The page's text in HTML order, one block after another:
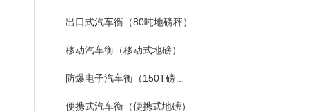
出口式汽车衡（80吨地磅秤）
移动汽车衡（移动式地磅）
便携式汽车衡（便携式地磅）